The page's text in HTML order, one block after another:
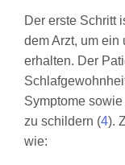
Der erste Schritt
dem Arzt, um ein
erhalten. Der
Symptome
zu schildern (4).
wie: